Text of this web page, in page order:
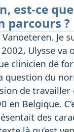
est-ce
parcours ?
Vanoeteren.
2002, Ulysse
clinicien de
question du
de
en Belgique.
des